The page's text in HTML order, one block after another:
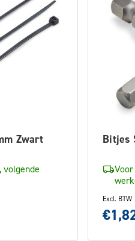
Zwart
volgende
Bitjes
Excl. BTW